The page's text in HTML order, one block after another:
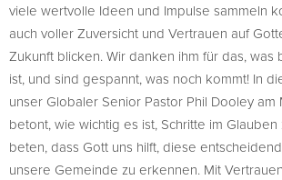
viele wertvolle Ideen und Impulse sammeln
auch voller Zuversicht und Vertrauen auf
Zukunft blicken. Wir danken ihm für das, was
ist, und sind gespannt, was noch kommt! In
unser Globaler Senior Pastor Phil Dooley am
betont, wie wichtig es ist, Schritte im
beten, dass Gott uns hilft, diese
unsere Gemeinde zu erkennen. Mit